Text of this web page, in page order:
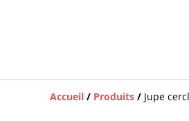
Accueil / Produits / Jupe